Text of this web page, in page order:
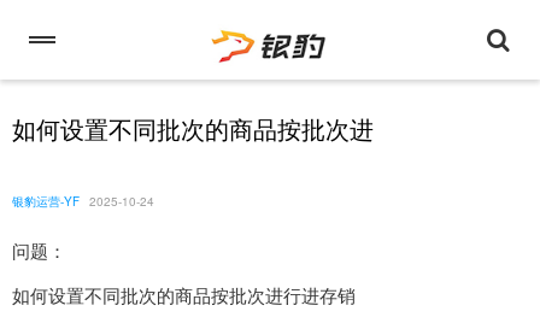
如何设置不同批次的商品按批次进
银豹运营-YF 2025-10-24
问题：
如何设置不同批次的商品按批次进行进存销